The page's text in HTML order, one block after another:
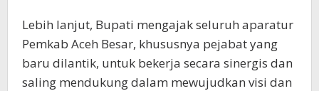
Lebih lanjut, Bupati mengajak seluruh aparatur
Pemkab Aceh Besar, khususnya pejabat yang
baru dilantik, untuk bekerja secara sinergis dan
saling mendukung dalam mewujudkan visi dan